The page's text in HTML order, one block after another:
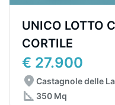
UNICO LOTTO
CORTILE
€ 27.900
Castagnole delle
350 Mq